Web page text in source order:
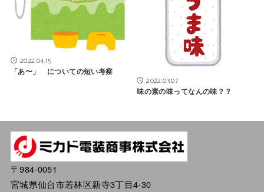
2022.04.15
「あ〜」 についての短い考察
2022.03.07
味の素の味ってなんの味？？
〒984-0051
宮城県仙台市若林区新寺3丁目4-30